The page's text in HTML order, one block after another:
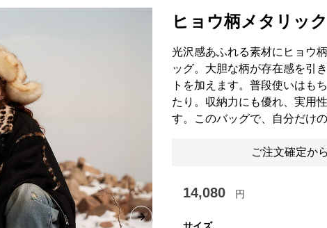
Next slide
ヒョウ柄メタリッ
光沢感あふれる素材にヒョウ
ッグ。大胆な柄が存在感を引
トを加えます。普段使いはも
たり。収納力にも優れ、実用
す。このバッグで、自分だけ
ご注文確定か
14,080 円